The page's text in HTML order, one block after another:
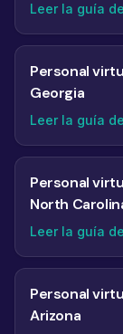
Leer la guía
Personal
Georgia
Leer la guía
Personal
North
Leer la guía
Personal
Arizona